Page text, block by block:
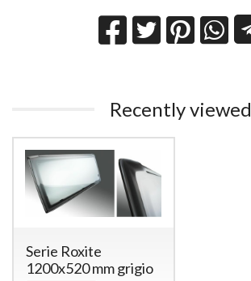
Recently viewed
Serie Roxite
1200x520 mm grigio